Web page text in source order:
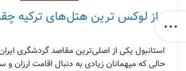
از لوکس ترین هتل‌های ترکیه
استانبول یکی از اصلی‌ترین مقاصد گردشگری
حالی که میهمانان زیادی به دنبال اقامت ارزان